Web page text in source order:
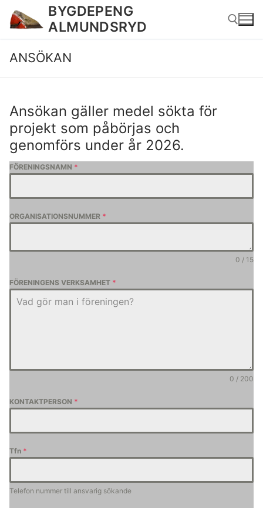
BYGDEPENG
ALMUNDSRYD
ANSÖKAN
Ansökan gäller medel sökta för
projekt som påbörjas och
genomförs under år 2026.
FÖRENINGSNAMN *
ORGANISATIONSNUMMER *
0 / 15
FÖRENINGENS VERKSAMHET *
0 / 200
KONTAKTPERSON *
Tfn *
Telefon nummer till ansvarig sökande